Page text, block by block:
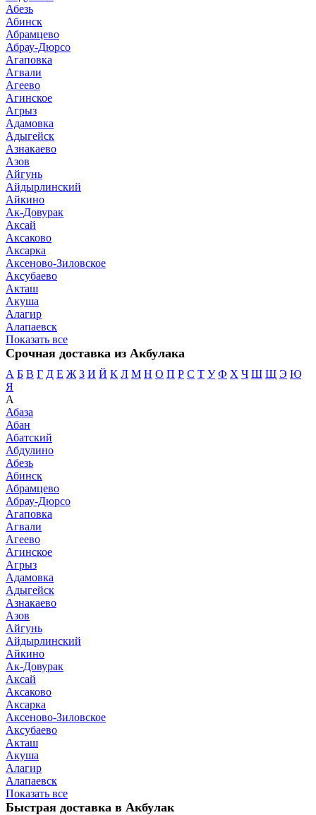
Абезь
Абинск
Абрамцево
Абрау-Дюрсо
Агаповка
Агвали
Агеево
Агинское
Агрыз
Адамовка
Адыгейск
Азнакаево
Азов
Айгунь
Айдырлинский
Айкино
Ак-Довурак
Аксай
Аксаково
Аксарка
Аксеново-Зиловское
Аксубаево
Акташ
Акуша
Алагир
Алапаевск
Показать все
Срочная доставка из Акбулака
А Б В Г Д Е Ж З И Й К Л М Н О П Р С Т У Ф Х Ч Ш Щ Э Ю
Я
А
Абаза
Абан
Абатский
Абдулино
Абезь
Абинск
Абрамцево
Абрау-Дюрсо
Агаповка
Агвали
Агеево
Агинское
Агрыз
Адамовка
Адыгейск
Азнакаево
Азов
Айгунь
Айдырлинский
Айкино
Ак-Довурак
Аксай
Аксаково
Аксарка
Аксеново-Зиловское
Аксубаево
Акташ
Акуша
Алагир
Алапаевск
Показать все
Быстрая доставка в Акбулак